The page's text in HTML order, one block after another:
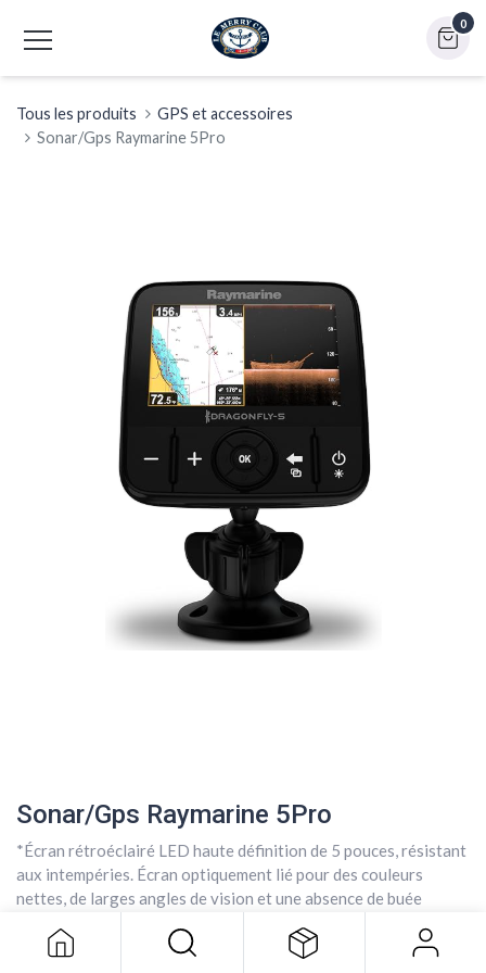
0
Tous les produits
GPS et accessoires
Sonar/Gps Raymarine 5Pro
Sonar/Gps Raymarine 5Pro
*Écran rétroéclairé LED haute définition de 5 pouces, résistant
aux intempéries. Écran optiquement lié pour des couleurs
nettes, de larges angles de vision et une absence de buée
*Sondeur double canal : sondeur CHIRP DownVision à large
Sonar/Gps Raymarine 5Pro
627,71$